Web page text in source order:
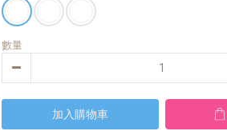
數量
加入購物車